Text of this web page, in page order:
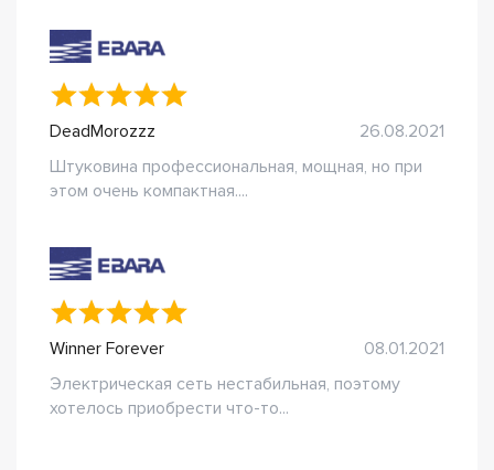
DeadMorozzz
26.08.2021
Штуковина профессиональная, мощная, но при
этом очень компактная....
Winner Forever
08.01.2021
Электрическая сеть нестабильная, поэтому
хотелось приобрести что-то...